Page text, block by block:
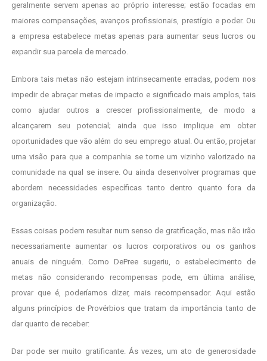
geralmente servem apenas ao próprio interesse; estão focadas em
maiores compensações, avanços profissionais, prestígio e poder. Ou
a empresa estabelece metas apenas para aumentar seus lucros ou
expandir sua parcela de mercado.
Embora tais metas não estejam intrinsecamente erradas, podem nos
impedir de abraçar metas de impacto e significado mais amplos, tais
como ajudar outros a crescer profissionalmente, de modo a
alcançarem seu potencial; ainda que isso implique em obter
oportunidades que vão além do seu emprego atual. Ou então, projetar
uma visão para que a companhia se torne um vizinho valorizado na
comunidade na qual se insere. Ou ainda desenvolver programas que
abordem necessidades específicas tanto dentro quanto fora da
organização.
Essas coisas podem resultar num senso de gratificação, mas não irão
necessariamente aumentar os lucros corporativos ou os ganhos
anuais de ninguém. Como DePree sugeriu, o estabelecimento de
metas não considerando recompensas pode, em última análise,
provar que é, poderíamos dizer, mais recompensador. Aqui estão
alguns princípios de Provérbios que tratam da importância tanto de
dar quanto de receber:
Dar pode ser muito gratificante. Ás vezes, um ato de generosidade